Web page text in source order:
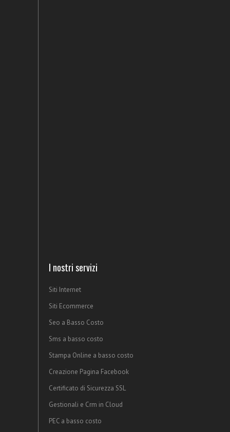
I nostri servizi
Siti Internet
Siti Ecommerce
Seo a Basso Costo
Sms a basso costo
Stampa Online a basso costo
Creazione Pagina Facebook
Certificato di Sicurezza SSL
Gestionali e Crm in Cloud
PEC a basso costo